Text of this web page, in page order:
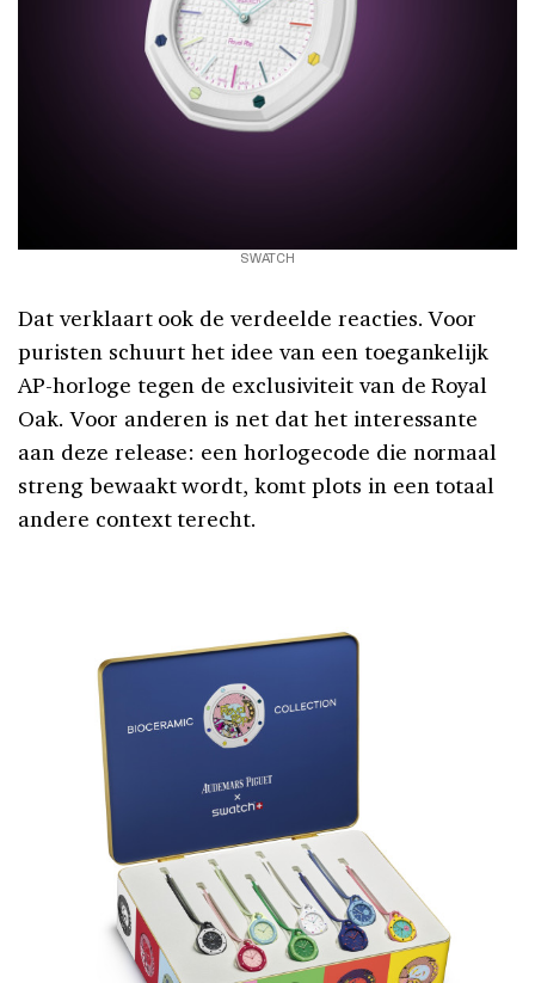
SWATCH
Dat verklaart ook de verdeelde reacties. Voor
puristen schuurt het idee van een toegankelijk
AP-horloge tegen de exclusiviteit van de Royal
Oak. Voor anderen is net dat het interessante
aan deze release: een horlogecode die normaal
streng bewaakt wordt, komt plots in een totaal
andere context terecht.